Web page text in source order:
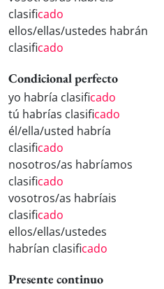
clasificado
ellos/ellas/ustedes habrán
clasificado
Condicional perfecto
yo habría clasificado
tú habrías clasificado
él/ella/usted habría
clasificado
nosotros/as habríamos
clasificado
vosotros/as habríais
clasificado
ellos/ellas/ustedes
habrían clasificado
Presente continuo